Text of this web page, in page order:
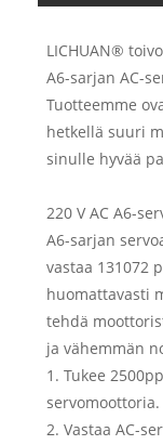
LICHUAN®
A6-sarjan AC-
Tuotteemme
hetkellä suuri
sinulle hyvää
220 V AC A6-
A6-sarjan
vastaa 131072
huomattavasti
tehdä
ja vähemmän
1. Tukee
servomoottoria.
2. Vastaa AC-